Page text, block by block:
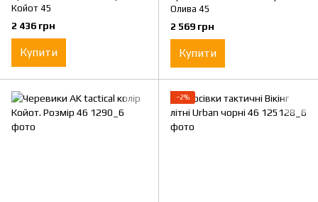
Койот 45
2 436 грн
Купити
Олива 45
2 569 грн
Купити
−2%